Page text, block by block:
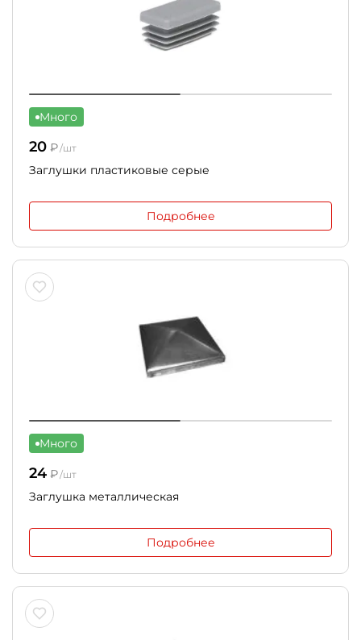
Много
20 ₽/шт
Заглушки пластиковые серые
Подробнее
Много
24 ₽/шт
Заглушка металлическая
Подробнее